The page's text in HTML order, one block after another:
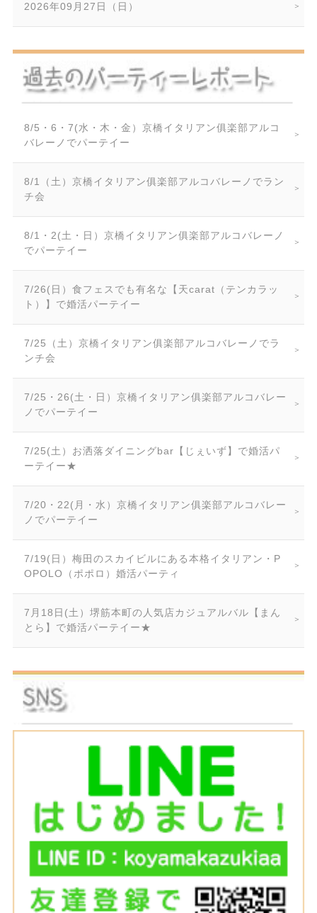
2026年09月27日（日）
8/5・6・7(水・木・金）京橋イタリアン俱楽部アルコ
バレーノでパーテイー
8/1（土）京橋イタリアン俱楽部アルコバレーノでラン
チ会
8/1・2(土・日）京橋イタリアン俱楽部アルコバレーノ
でパーテイー
7/26(日）食フェスでも有名な【天carat（テンカラッ
ト）】で婚活パーテイー
7/25（土）京橋イタリアン俱楽部アルコバレーノでラ
ンチ会
7/25・26(土・日）京橋イタリアン俱楽部アルコバレー
ノでパーテイー
7/25(土）お洒落ダイニングbar【じぇいず】で婚活パ
ーテイー★
7/20・22(月・水）京橋イタリアン俱楽部アルコバレー
ノでパーテイー
7/19(日）梅田のスカイビルにある本格イタリアン・P
OPOLO（ポポロ）婚活パーティ
7月18日(土）堺筋本町の人気店カジュアルバル【まん
とら】で婚活パーテイー★